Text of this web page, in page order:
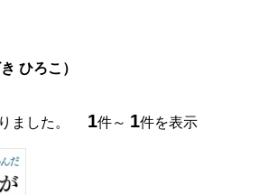
ひろこ）
ました。 1件～ 1件を表示